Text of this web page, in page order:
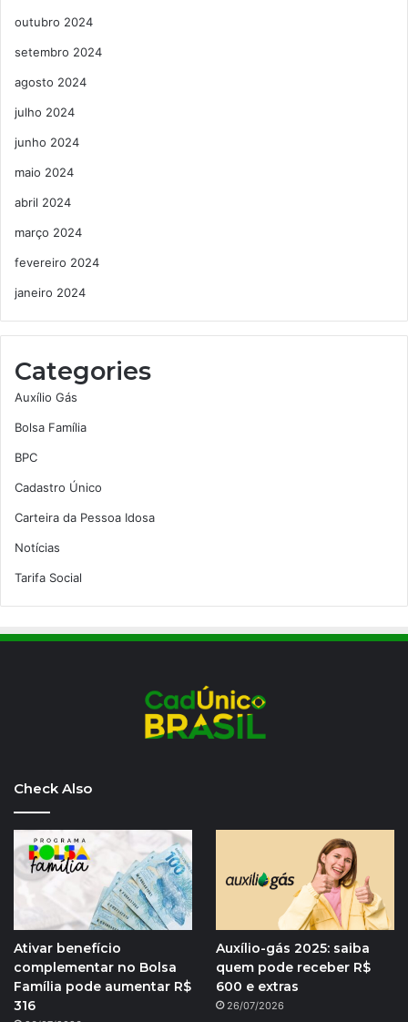
outubro 2024
setembro 2024
agosto 2024
julho 2024
junho 2024
maio 2024
abril 2024
março 2024
fevereiro 2024
janeiro 2024
Categories
Auxílio Gás
Bolsa Família
BPC
Cadastro Único
Carteira da Pessoa Idosa
Notícias
Tarifa Social
Check Also
Ativar benefício
complementar no Bolsa
Família pode aumentar R$
316
Auxílio-gás 2025: saiba
quem pode receber R$
600 e extras
26/07/2026